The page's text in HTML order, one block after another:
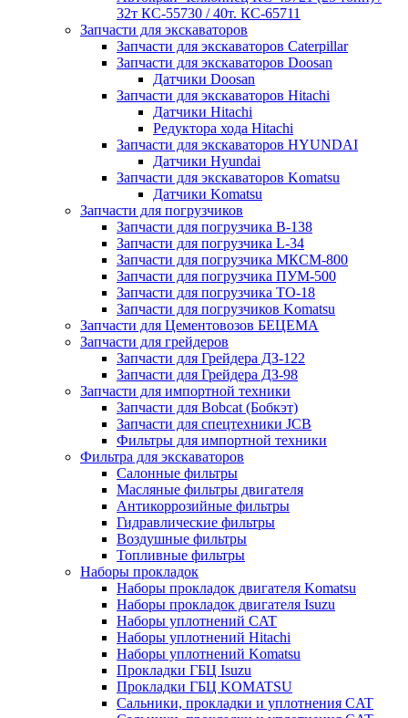
32т КС-55730 / 40т. КС-65711
Запчасти для экскаваторов
Запчасти для экскаваторов Caterpillar
Запчасти для экскаваторов Doosan
Датчики Doosan
Запчасти для экскаваторов Hitachi
Датчики Hitachi
Редуктора хода Hitachi
Запчасти для экскаваторов HYUNDAI
Датчики Hyundai
Запчасти для экскаваторов Komatsu
Датчики Komatsu
Запчасти для погрузчиков
Запчасти для погрузчика B-138
Запчасти для погрузчика L-34
Запчасти для погрузчика МКСМ-800
Запчасти для погрузчика ПУМ-500
Запчасти для погрузчика ТО-18
Запчасти для погрузчиков Komatsu
Запчасти для Цементовозов БЕЦЕМА
Запчасти для грейдеров
Запчасти для Грейдера ДЗ-122
Запчасти для Грейдера ДЗ-98
Запчасти для импортной техники
Запчасти для Bobcat (Бобкэт)
Запчасти для спецтехники JCB
Фильтры для импортной техники
Фильтра для экскаваторов
Салонные фильтры
Масляные фильтры двигателя
Антикоррозийные фильтры
Гидравлические фильтры
Воздушные фильтры
Топливные фильтры
Наборы прокладок
Наборы прокладок двигателя Komatsu
Наборы прокладок двигателя Isuzu
Наборы уплотнений CAT
Наборы уплотнений Hitachi
Наборы уплотнений Komatsu
Прокладки ГБЦ Isuzu
Прокладки ГБЦ KOMATSU
Сальники, прокладки и уплотнения CAT